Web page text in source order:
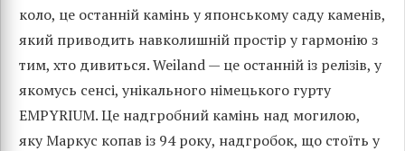
коло, це останній камінь у японському саду каменів,
який приводить навколишній простір у гармонію з
тим, хто дивиться. Weiland — це останній із релізів, у
якомусь сенсі, унікального німецького гурту
EMPYRIUM. Це надгробний камінь над могилою,
яку Маркус копав із 94 року, надгробок, що стоїть у